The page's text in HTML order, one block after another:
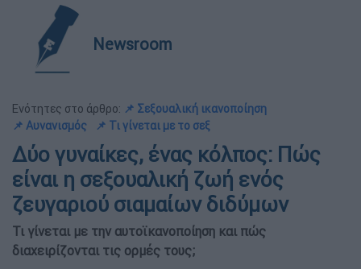
Newsroom
Ενότητες στο άρθρο: 📌 Σεξουαλική ικανοποίηση
📌 Αυνανισμός
📌 Τι γίνεται με το σεξ
Δύο γυναίκες, ένας κόλπος: Πώς
είναι η σεξουαλική ζωή ενός
ζευγαριού σιαμαίων διδύμων
Τι γίνεται με την αυτοϊκανοποίηση και πώς
διαχειρίζονται τις ορμές τους;